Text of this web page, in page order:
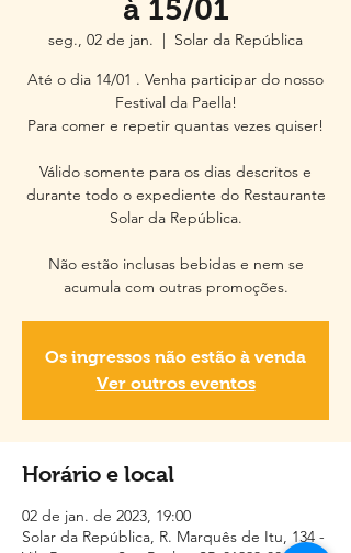
à 15/01
seg., 02 de jan.
  |
Solar da República
Até o dia 14/01 . Venha participar do nosso
Festival da Paella!
Para comer e repetir quantas vezes quiser!
Válido somente para os dias descritos e
durante todo o expediente do Restaurante
Solar da República.
Não estão inclusas bebidas e nem se
acumula com outras promoções.
Os ingressos não estão à venda
Ver outros eventos
Horário e local
02 de jan. de 2023, 19:00
Solar da República, R. Marquês de Itu, 134 -